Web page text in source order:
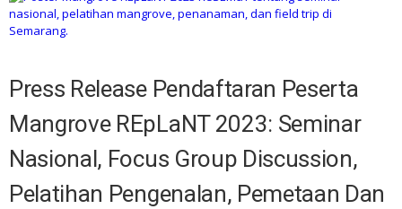
Press Release Pendaftaran Peserta
Mangrove REpLaNT 2023: Seminar
Nasional, Focus Group Discussion,
Pelatihan Pengenalan, Pemetaan Dan